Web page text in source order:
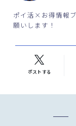
ポイ活×お得情報
願いします！
ポストする